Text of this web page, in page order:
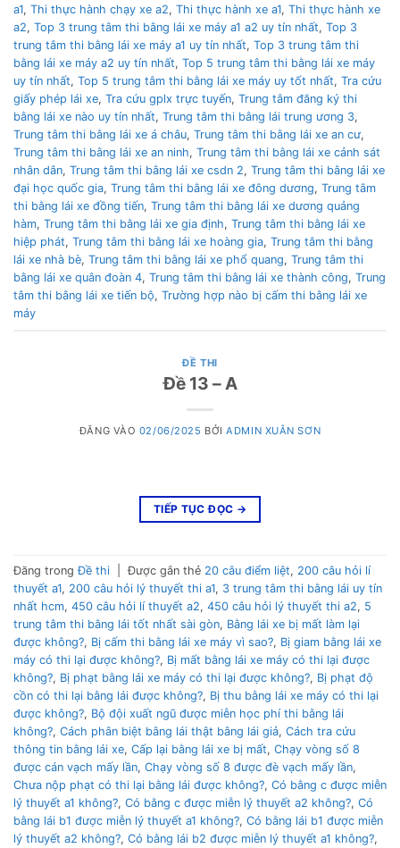
a1, Thi thực hành chạy xe a2, Thi thực hành xe a1, Thi thực hành xe
a2, Top 3 trung tâm thi bằng lái xe máy a1 a2 uy tín nhất, Top 3
trung tâm thi bằng lái xe máy a1 uy tín nhất, Top 3 trung tâm thi
bằng lái xe máy a2 uy tín nhất, Top 5 trung tâm thi bằng lái xe máy
uy tín nhất, Top 5 trung tâm thi bằng lái xe máy uy tốt nhất, Tra cứu
giấy phép lái xe, Tra cứu gplx trực tuyến, Trung tâm đăng ký thi
bằng lái xe nào uy tín nhất, Trung tâm thi bằng lái trung ương 3,
Trung tâm thi bằng lái xe á châu, Trung tâm thi bằng lái xe an cư,
Trung tâm thi bằng lái xe an ninh, Trung tâm thi bằng lái xe cảnh sát
nhân dân, Trung tâm thi bằng lái xe csdn 2, Trung tâm thi bằng lái xe
đại học quốc gia, Trung tâm thi bằng lái xe đông dương, Trung tâm
thi bằng lái xe đồng tiến, Trung tâm thi bằng lái xe dương quảng
hàm, Trung tâm thi bằng lái xe gia định, Trung tâm thi bằng lái xe
hiệp phát, Trung tâm thi bằng lái xe hoàng gia, Trung tâm thi bằng
lái xe nhà bè, Trung tâm thi bằng lái xe phổ quang, Trung tâm thi
bằng lái xe quân đoàn 4, Trung tâm thi bằng lái xe thành công, Trung
tâm thi bằng lái xe tiến bộ, Trường hợp nào bị cấm thi bằng lái xe
máy
ĐỀ THI
Đề 13 – A
ĐĂNG VÀO 02/06/2025 BỞIADMIN XUÂN SƠN
TIẾP TỤC ĐỌC →
Đăng trongĐề thi Được gắn thẻ 20 câu điểm liệt, 200 câu hỏi lí
thuyết a1, 200 câu hỏi lý thuyết thi a1, 3 trung tâm thi bằng lái uy tín
nhất hcm, 450 câu hỏi lí thuyết a2, 450 câu hỏi lý thuyết thi a2, 5
trung tâm thi bằng lái tốt nhất sài gòn, Bằng lái xe bị mất làm lại
được không?, Bị cấm thi bằng lái xe máy vì sao?, Bị giam bằng lái xe
máy có thi lại được không?, Bị mất bằng lái xe máy có thi lại được
không?, Bị phạt bằng lái xe máy có thi lại được không?, Bị phạt độ
cồn có thi lại bằng lái được không?, Bị thu bằng lái xe máy có thi lại
được không?, Bộ đội xuất ngũ được miễn học phí thi bằng lái
không?, Cách phân biệt bằng lái thật bằng lái giả, Cách tra cứu
thông tin bằng lái xe, Cấp lại bằng lái xe bị mất, Chạy vòng số 8
được cán vạch mấy lần, Chạy vòng số 8 được đè vạch mấy lần,
Chưa nộp phạt có thi lại bằng lái được không?, Có bằng c được miễn
lý thuyết a1 không?, Có bằng c được miễn lý thuyết a2 không?, Có
bằng lái b1 được miễn lý thuyết a1 không?, Có bằng lái b1 được miễn
lý thuyết a2 không?, Có bằng lái b2 được miễn lý thuyết a1 không?,